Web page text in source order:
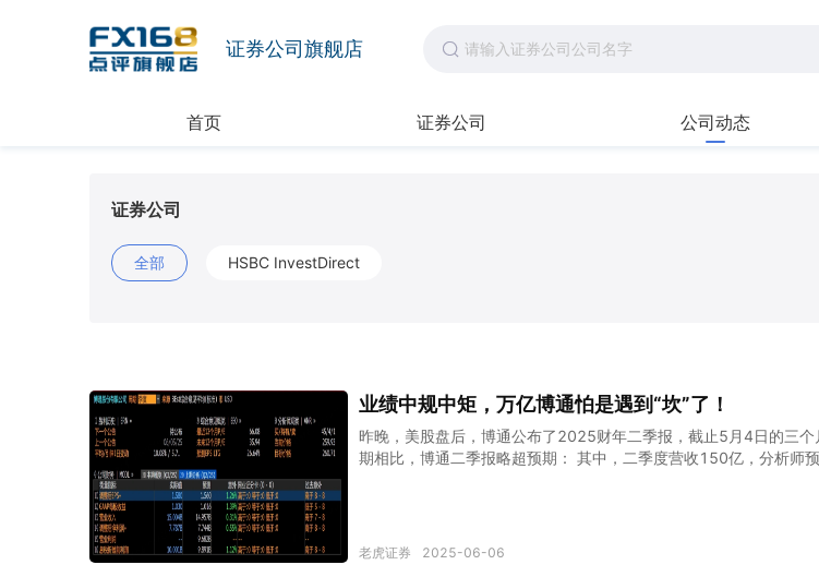
证券公司旗舰店
首页 证券公司 公司动态
证券公司
全部 HSBC InvestDirect
业绩中规中矩，万亿博通怕是遇到“坎”了！
昨晚，美股盘后，博通公布了2025财年二季报，截止5月4日的三个
期相比，博通二季报略超预期： 其中，二季度营收150亿，分析师
翻倍，且屡创历史新高！ 如今，二季报及业绩指引没有太多惊喜，
老虎证券 2025-06-06